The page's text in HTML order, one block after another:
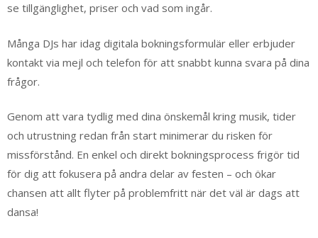
se tillgänglighet, priser och vad som ingår.
Många DJs har idag digitala bokningsformulär eller erbjuder
kontakt via mejl och telefon för att snabbt kunna svara på dina
frågor.
Genom att vara tydlig med dina önskemål kring musik, tider
och utrustning redan från start minimerar du risken för
missförstånd. En enkel och direkt bokningsprocess frigör tid
för dig att fokusera på andra delar av festen – och ökar
chansen att allt flyter på problemfritt när det väl är dags att
dansa!